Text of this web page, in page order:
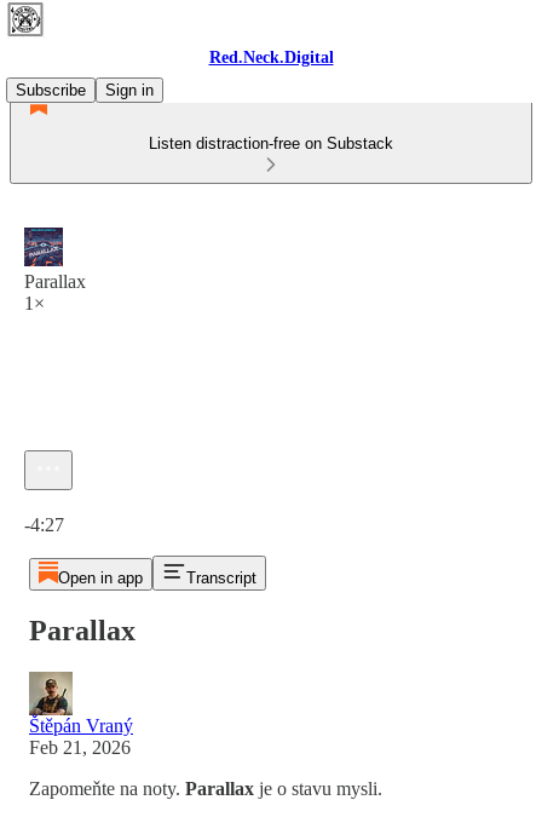
Red.Neck.Digital
Subscribe
Sign in
Listen distraction-free on Substack
Parallax
1×
-4:27
Open in app Transcript
Parallax
Štěpán Vraný
Feb 21, 2026
Zapomeňte na noty. Parallax je o stavu mysli.